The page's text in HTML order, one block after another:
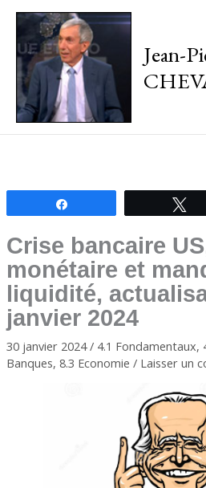
Jean-
Crise bancaire
monétaire et
liquidité,
janvier 2024
30 janvier 2024/ 4.1 Fondamentaux,
Banques, 8.3 Economie / Laisser un